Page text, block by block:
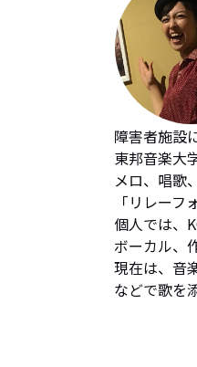
障害者施設
東邦音楽大
メロ、唱歌
「リレー
個人では、
ボーカル、
現在は、音
などで歌を